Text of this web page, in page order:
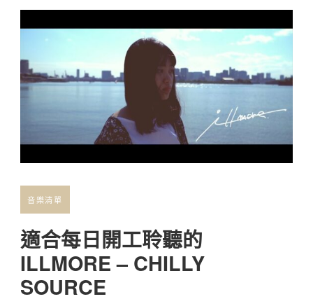
音樂清單
適合每日開工聆聽的
ILLMORE – CHILLY
SOURCE